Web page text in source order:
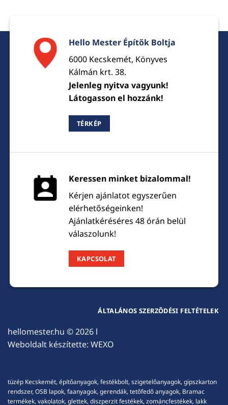
Hello Mester Építők Boltja
6000 Kecskemét, Könyves
Kálmán krt. 38.
Jelenleg nyitva vagyunk!
Látogasson el hozzánk!
TÉRKÉP
Keressen minket bizalommal!
Kérjen ajánlatot egyszerűen
elérhetőségeinken!
Ajánlatkéréséres 48 órán belül
válaszolunk!
KAPCSOLAT
hellomester.hu © 2026 l
Weboldalt készítette: WEXO
ÁLTALÁNOS SZERZŐDÉSI FELTÉTELEK
tüzép Kecskemét, építőanyagok, festékbolt, szigetelőanyagok, gipszkarton
rendszer, OSB lapok, faanyagok, gerendák, tetőfedő anyagok, Bramac
termékek, vakolatok, glettek, diszperzit festékek, zománcfestékek, lakk